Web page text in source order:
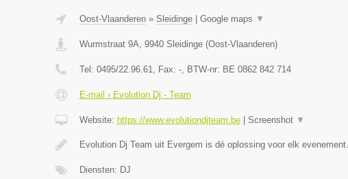
Oost-Vlaanderen» Sleidinge| Google maps ▼
Wurmstraat 9A, 9940 Sleidinge(Oost-Vlaanderen)
Tel: 0495/22.96.61, Fax: -, BTW-nr: BE 0862 842 714
E-mail › Evolution Dj - Team
Website: https://www.evolutiondjteam.be| Screenshot ▼
Evolution Dj Team uit Evergem is dé oplossing voor elk
Diensten: DJ